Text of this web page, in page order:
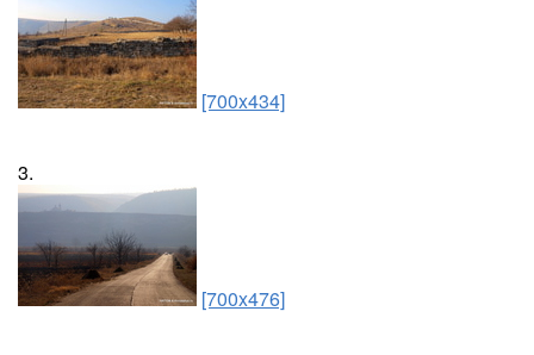
[700x434]
3.
[700x476]